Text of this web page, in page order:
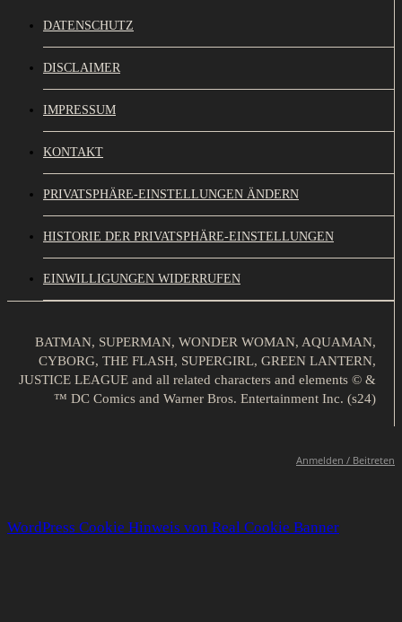
DATENSCHUTZ
DISCLAIMER
IMPRESSUM
KONTAKT
PRIVATSPHÄRE-EINSTELLUNGEN ÄNDERN
HISTORIE DER PRIVATSPHÄRE-EINSTELLUNGEN
EINWILLIGUNGEN WIDERRUFEN
BATMAN, SUPERMAN, WONDER WOMAN, AQUAMAN,
CYBORG, THE FLASH, SUPERGIRL, GREEN LANTERN,
JUSTICE LEAGUE and all related characters and elements © &
™ DC Comics and Warner Bros. Entertainment Inc. (s24)
Anmelden / Beitreten
WordPress Cookie Hinweis von Real Cookie Banner